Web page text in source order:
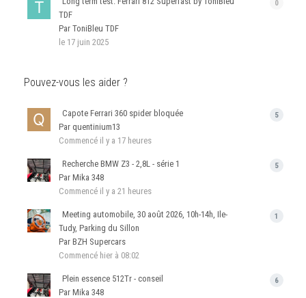
0
TDF
Par ToniBleu TDF
le 17 juin 2025
Pouvez-vous les aider ?
5
Capote Ferrari 360 spider bloquée
Par quentinium13
Commencé il y a 17 heures
5
Recherche BMW Z3 - 2,8L - série 1
Par Mika 348
Commencé il y a 21 heures
1
Meeting automobile, 30 août 2026, 10h-14h, Ile-
Tudy, Parking du Sillon
Par BZH Supercars
Commencé hier à 08:02
6
Plein essence 512Tr - conseil
Par Mika 348